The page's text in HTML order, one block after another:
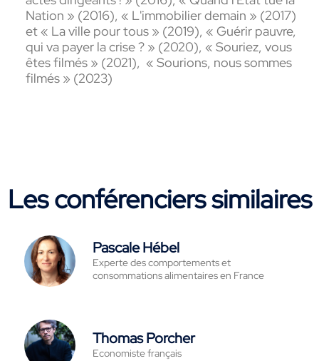
Nation » (2016), « L'immobilier demain » (2017)
et« La ville pour tous » (2019), « Guérir pauvre,
qui va payer la crise ? » (2020), « Souriez, vous
êtes filmés » (2021), « Sourions, nous sommes
filmés » (2023)
Les conférenciers similaires
Pascale Hébel
Experte des comportements et
consommations alimentaires en France
Thomas Porcher
Economiste français